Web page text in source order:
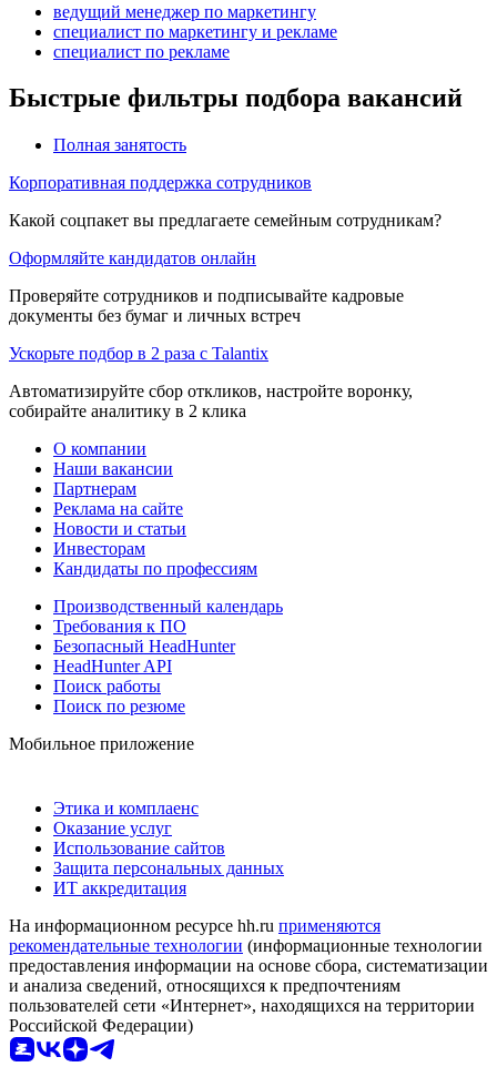
ведущий менеджер по маркетингу
специалист по маркетингу и рекламе
специалист по рекламе
Быстрые фильтры подбора вакансий
Полная занятость
Корпоративная поддержка сотрудников
Какой соцпакет вы предлагаете семейным сотрудникам?
Оформляйте кандидатов онлайн
Проверяйте сотрудников и подписывайте кадровые
документы без бумаг и личных встреч
Ускорьте подбор в 2 раза с Talantix
Автоматизируйте сбор откликов, настройте воронку,
собирайте аналитику в 2 клика
О компании
Наши вакансии
Партнерам
Реклама на сайте
Новости и статьи
Инвесторам
Кандидаты по профессиям
Производственный календарь
Требования к ПО
Безопасный HeadHunter
HeadHunter API
Поиск работы
Поиск по резюме
Мобильное приложение
Этика и комплаенс
Оказание услуг
Использование сайтов
Защита персональных данных
ИТ аккредитация
На информационном ресурсе hh.ru применяются
рекомендательные технологии (информационные технологии
предоставления информации на основе сбора, систематизации
и анализа сведений, относящихся к предпочтениям
пользователей сети «Интернет», находящихся на территории
Российской Федерации)